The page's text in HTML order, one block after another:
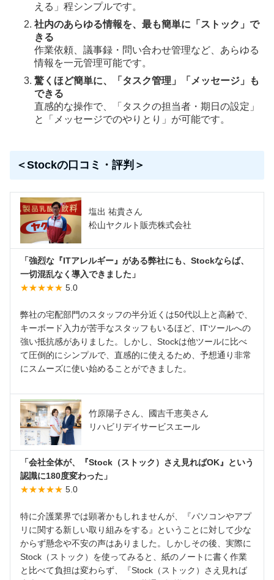
える」程シンプルです。
社内のあらゆる情報を、最も簡単に「ストック」で
きる
作業依頼、議事録・問い合わせ管理など、あらゆる
情報を一元管理可能です。
驚くほど簡単に、「タスク管理」「メッセージ」も
できる
直感的な操作で、「タスクの担当者・期日の設定」
と「メッセージでのやりとり」が可能です。
＜Stockの口コミ・評判＞
塩出 祐貴さん
松山ヤクルト販売株式会社
「強烈な『ITアレルギー』がある弊社にも、Stockならば、
一切混乱なく導入できました」
★★★★★ 5.0
弊社の宅配部門のスタッフの半分近くは50代以上と高齢で、
キーボード入力が苦手なスタッフもいるほど、ITツールへの
強い抵抗感がありました。しかし、Stockは他ツールに比べ
て圧倒的にシンプルで、直感的に使えるため、予想通り非常
にスムーズに使い始めることができました。
竹原陽子さん、國吉千恵美さん
リハビリデイサービスエール
「会社全体が、『Stock（ストック）さえ見ればOK』という
認識に180度変わった」
★★★★★ 5.0
特に介護業界では顕著かもしれませんが、『パソコンやアプ
リに関する新しい取り組みをする』ということに対して少な
からず懸念や不安の声はありました。しかしその後、実際に
Stock（ストック）を使ってみると、紙のノートに書く作業
と比べて負担は変わらず、『Stock（ストック）さえ見れば